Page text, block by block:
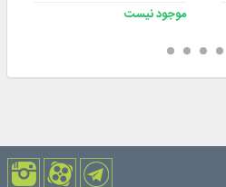
موجود نیست